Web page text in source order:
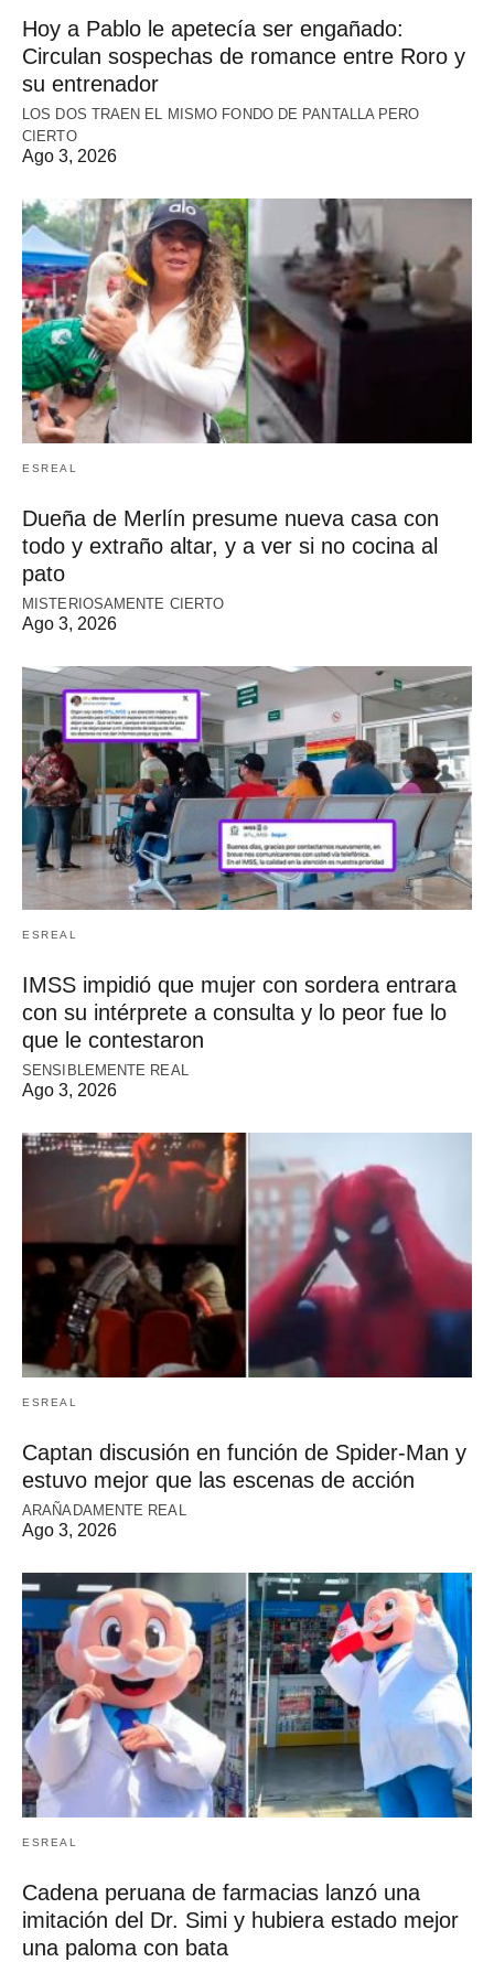
Hoy a Pablo le apetecía ser engañado:
Circulan sospechas de romance entre Roro y
su entrenador
LOS DOS TRAEN EL MISMO FONDO DE PANTALLA PERO
CIERTO
Ago 3, 2026
ESREAL
Dueña de Merlín presume nueva casa con
todo y extraño altar, y a ver si no cocina al
pato
MISTERIOSAMENTE CIERTO
Ago 3, 2026
ESREAL
IMSS impidió que mujer con sordera entrara
con su intérprete a consulta y lo peor fue lo
que le contestaron
SENSIBLEMENTE REAL
Ago 3, 2026
ESREAL
Captan discusión en función de Spider-Man y
estuvo mejor que las escenas de acción
ARAÑADAMENTE REAL
Ago 3, 2026
ESREAL
Cadena peruana de farmacias lanzó una
imitación del Dr. Simi y hubiera estado mejor
una paloma con bata